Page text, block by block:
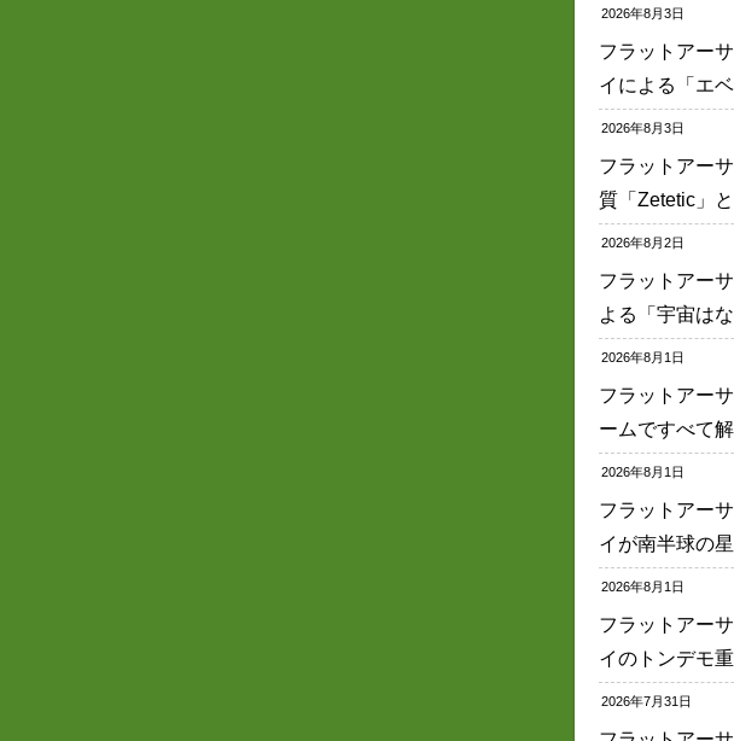
2026年8月3日
フラットアー
イによる「エ
2026年8月3日
フラットアー
質「Zetetic」
2026年8月2日
フラットアー
よる「宇宙はな
2026年8月1日
フラットアー
ームですべて
2026年8月1日
フラットアー
イが南半球の
2026年8月1日
フラットアー
イのトンデモ
2026年7月31日